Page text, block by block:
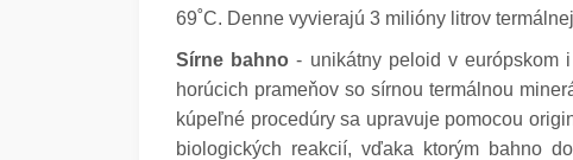
69˚C. Denne vyvierajú 3 milióny litrov
Sírne bahno - unikátny peloid v európskom
horúcich prameňov so sírnou termálnou
kúpeľné procedúry sa upravuje pomocou
biologických reakcií, vďaka ktorým bahno